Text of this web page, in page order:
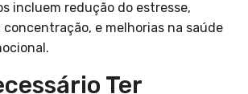
incluem redução do estresse,
e melhorias na saúde
Ter